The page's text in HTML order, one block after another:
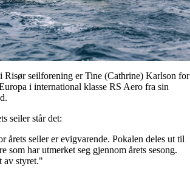
Risør seilforening er Tine (Cathrine) Karlson for
i international klasse RS Aero fra sin
seiler står det:
årets seiler er evigvarende. Pokalen deles ut til
som har utmerket seg gjennom årets sesong.
av styret."